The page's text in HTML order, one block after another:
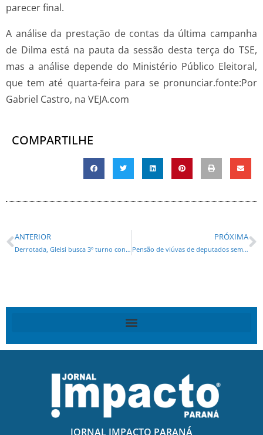
parecer final.
A análise da prestação de contas da última campanha
de Dilma está na pauta da sessão desta terça do TSE,
mas a análise depende do Ministério Público Eleitoral,
que tem até quarta-feira para se pronunciar.fonte:Por
Gabriel Castro, na VEJA.com
COMPARTILHE
ANTERIOR
Derrotada, Gleisi busca 3º turno contra Richa, diz Estado de Minas
PRÓXIMA
Pensão de viúvas de deputados sem contribuição é inconstitucional, diz TCE
JORNAL IMPACTO PARANÁ